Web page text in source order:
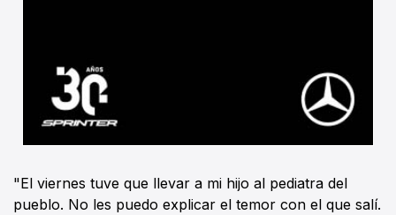
"El viernes tuve que llevar a mi hijo al pediatra del
pueblo. No les puedo explicar el temor con el que salí.